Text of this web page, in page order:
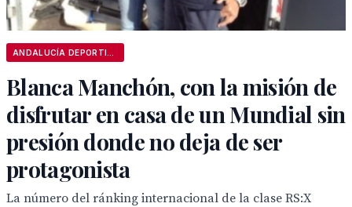
Blanca Manchón, con la misión de
disfrutar en casa de un Mundial sin
presión donde no deja de ser
protagonista
La número del ránking internacional de la clase RS:X